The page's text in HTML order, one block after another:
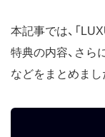
本記事では、「
特典の内容、さら
などをまとめまし